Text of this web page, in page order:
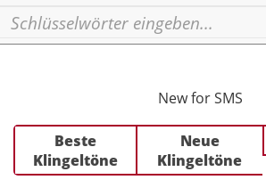
New for SMS
Beste
Klingeltöne
Neue
Klingeltöne